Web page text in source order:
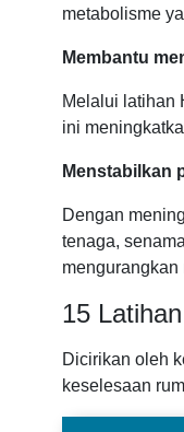
metabolisme
Membantu
Melalui latihan
ini
Menstabilkan
Dengan
tenaga,
15
Dicirikan oleh
keselesaan